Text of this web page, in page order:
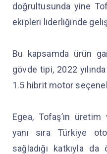
doğrultusunda yine
ekipleri liderliğinde
Bu kapsamda ürün
gövde tipi, 2022
1.5 hibrit motor
Egea, Tofaş’ın
yanı sıra Türkiye
sağladığı katkıyla